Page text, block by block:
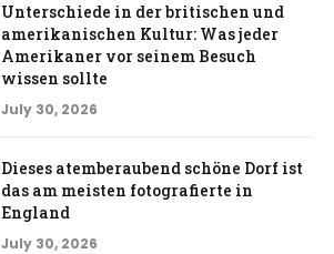
Unterschiede in der britischen und
amerikanischen Kultur: Was jeder
Amerikaner vor seinem Besuch
wissen sollte
July 30, 2026
Dieses atemberaubend schöne Dorf ist
das am meisten fotografierte in
England
July 30, 2026